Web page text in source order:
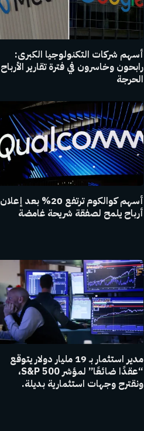
أسهم شركات التكنولوجيا الكبرى:
رابحون وخاسرون في فترة تقارير الأرباح
الحرجة
أسهم كوالكوم ترتفع 20% بعد إعلان
أرباح يلمح لصفقة شريحة غامضة
مدير استثمار بـ 19 مليار دولار يتوقع
“عقدًا ضائعًا” لمؤشر S&P 500،
ونقترح وجهات استثمارية بديلة.